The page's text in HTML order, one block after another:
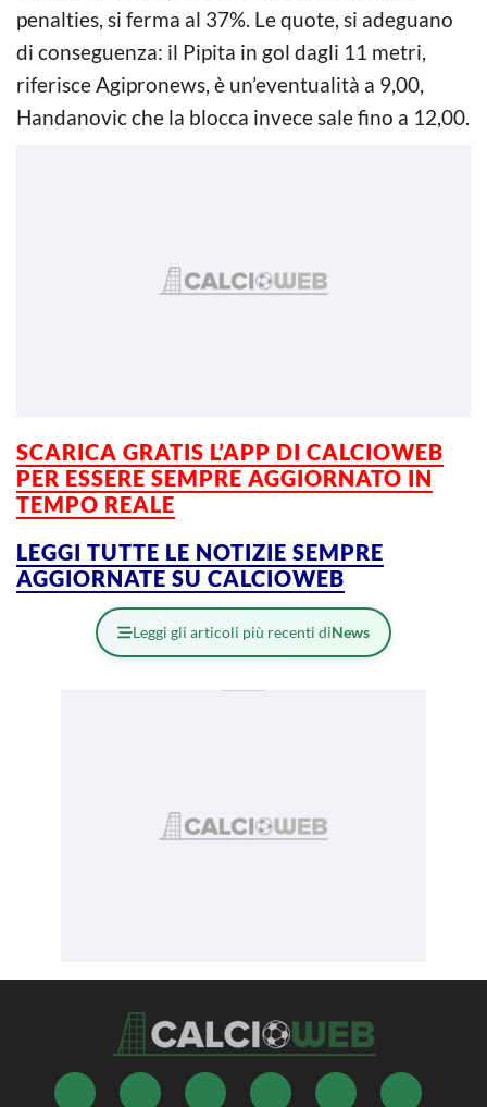
penalties, si ferma al 37%. Le quote, si adeguano
di conseguenza: il Pipita in gol dagli 11 metri,
riferisce Agipronews, è un’eventualità a 9,00,
Handanovic che la blocca invece sale fino a 12,00.
SCARICA GRATIS L’APP DI CALCIOWEB
PER ESSERE SEMPRE AGGIORNATO IN
TEMPO REALE
LEGGI TUTTE LE NOTIZIE SEMPRE
AGGIORNATE SU CALCIOWEB
Leggi gli articoli più recenti diNews